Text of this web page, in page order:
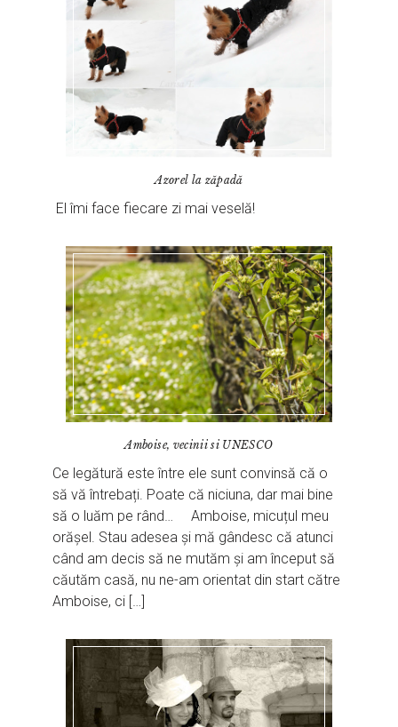
Azorel la zăpadă
El îmi face fiecare zi mai veselă!
Amboise, vecinii si UNESCO
Ce legătură este între ele sunt convinsă că o
să vă întrebați. Poate că niciuna, dar mai bine
să o luăm pe rând… Amboise, micuțul meu
orășel. Stau adesea și mă gândesc că atunci
când am decis să ne mutăm și am început să
căutăm casă, nu ne-am orientat din start către
Amboise, ci […]